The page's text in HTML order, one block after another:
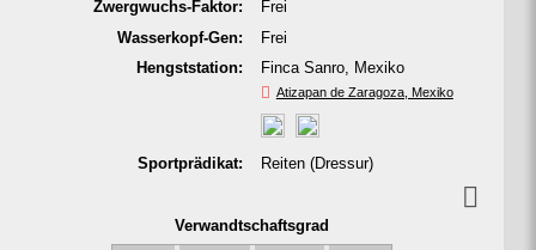
Zwerg­wuchs-Faktor:
Frei
Was­ser­kopf-Gen:
Frei
Hengst­station:
Finca Sanro, Mexiko
Atizapan de Zaragoza, Mexiko
Sport­prä­dikat: Reiten (Dres­sur)
Ver­wandt­schafts­grad